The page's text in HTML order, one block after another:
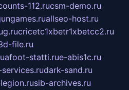
112.rucsm-demo.ru
allseo-host.ru
cricetc1xbetr1xbetcc2.ru
file.ru
uafoot-statti.rue-abis1c.ru
dark-sand.ru
sib-archives.ru